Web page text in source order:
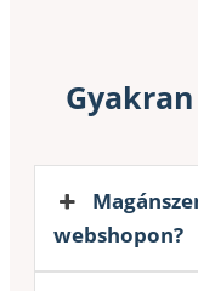
webshopon?